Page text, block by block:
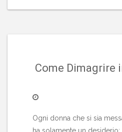
Come Dimagrire
Ogni donna che si sia